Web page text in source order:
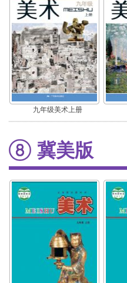
九年级美术上册
冀美版